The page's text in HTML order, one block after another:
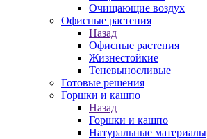
Очищающие воздух
Офисные растения
Назад
Офисные растения
Жизнестойкие
Теневыносливые
Готовые решения
Горшки и кашпо
Назад
Горшки и кашпо
Натуральные материалы